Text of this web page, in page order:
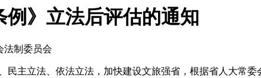
》立法后评估的通知
制委员会
立法、依法立法，加快建设文旅强省，根据省人大常委